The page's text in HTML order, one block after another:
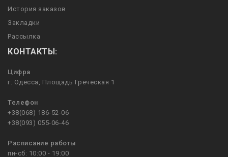
История заказов
Закладки
Рассылка
КОНТАКТЫ:
Цифра
г. Одесса, Площадь Греческая 1
Телефон
+38(068) 186-52-06
+38(093) 055-06-46
Расписание работы
пн-сб: 10:00 - 19:00